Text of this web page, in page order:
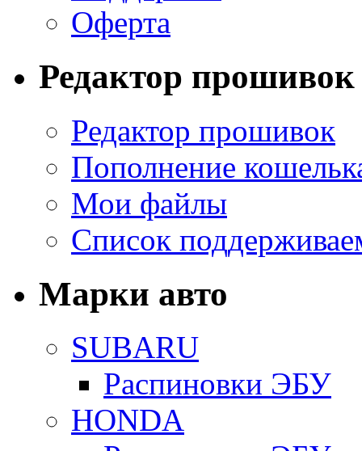
Оферта
Редактор прошивок
Редактор прошивок
Пополнение
Мои файлы
Список
Марки авто
SUBARU
Распиновки ЭБУ
HONDA